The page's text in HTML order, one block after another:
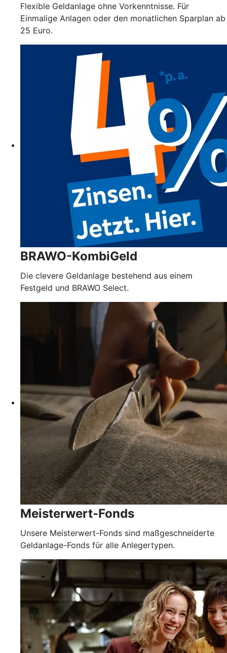
Flexible Geldanlage ohne Vorkenntnisse. Für
Einmalige Anlagen oder den monatlichen Sparplan ab
25 Euro.
BRAWO-KombiGeld
Die clevere Geldanlage bestehend aus einem
Festgeld und BRAWO Select.
Meisterwert-Fonds
Unsere Meisterwert-Fonds sind maßgeschneiderte
Geldanlage-Fonds für alle Anlegertypen.